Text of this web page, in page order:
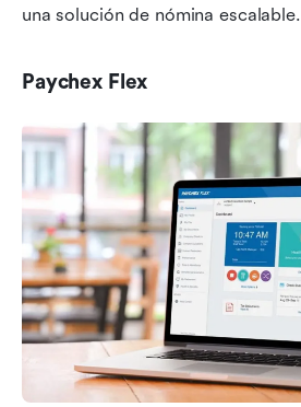
una solución de nómina escalable.
Paychex Flex